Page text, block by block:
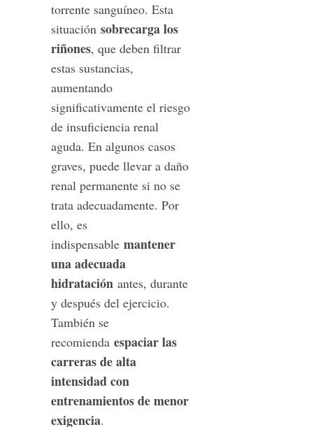
torrente sanguíneo. Esta
situación sobrecarga los
riñones, que deben filtrar
estas sustancias,
aumentando
significativamente el riesgo
de insuficiencia renal
aguda. En algunos casos
graves, puede llevar a daño
renal permanente si no se
trata adecuadamente. Por
ello, es
indispensable mantener
una adecuada
hidrataciónantes, durante
y después del ejercicio.
También se
recomienda espaciar las
carreras de alta
intensidad con
entrenamientos de menor
exigencia.